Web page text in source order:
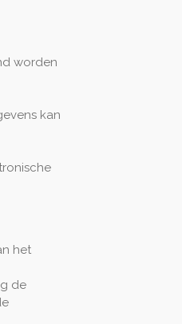
worden
kan
het
de